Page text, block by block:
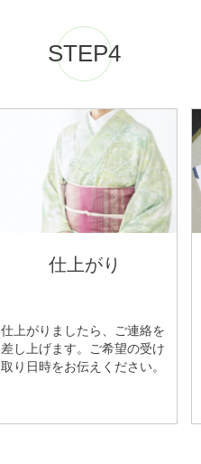
STEP4
仕上がり
仕上がりましたら、ご連絡を
差し上げます。ご希望の受け
取り日時をお伝えください。